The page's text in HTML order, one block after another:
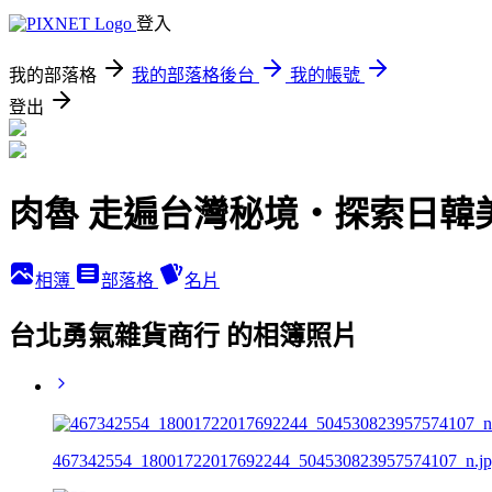
登入
我的部落格 我的部落格後台
我的帳號
登出
肉魯 走遍台灣秘境・探索日韓
相簿 部落格 名片
台北勇氣雜貨商行 的相簿照片